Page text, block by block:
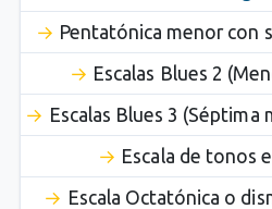
Pentatónica menor con
Escalas Blues 2
Escalas Blues 3 (Séptima
Escala de tonos
Escala Octatónica o